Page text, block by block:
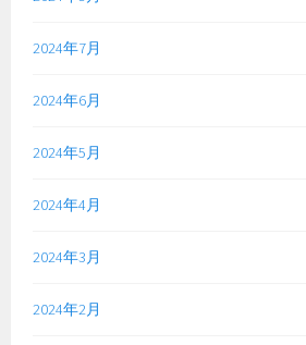
2024年7月
2024年6月
2024年5月
2024年4月
2024年3月
2024年2月